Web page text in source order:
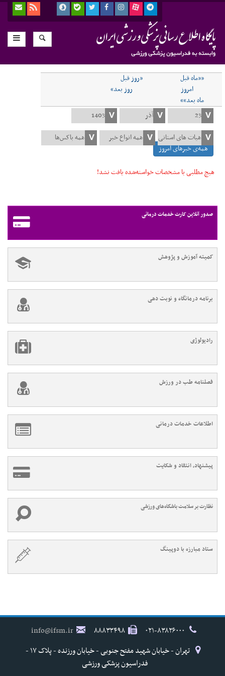
««ماه قبل
«روز قبل
امروز
روز بعد»
ماه بعد»»
همه‌ی خبرهای امروز
هیچ مطلبی با مشخصات خواسته‌شده یافت نشد!
صدور آنلاین کارت خدمات درمانی
کمیته آموزش و پژوهش
برنامه درمانگاه و نوبت دهی
رادیولوژی
فصلنامه طب در ورزش
اطلاعات خدمات درمانی
پیشنهاد، انتقاد و شکایت
نظارت بر سلامت باشگاه‌های ورزشی
ستاد مبارزه با دوپینگ
۸۸۸۳۳۴۹۸
info@ifsm.ir
تهران - خیابان شهید مفتح جنوبی - خیابان ورزنده - پلاک ۱۷ -
فدراسیون پزشکی ورزشی